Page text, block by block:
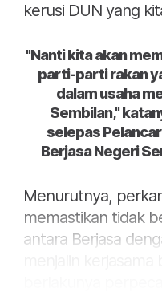
kerusi DUN yang
"Nanti kita akan
parti-parti rakan
dalam usaha
Sembilan,"
selepas
Berjasa Negeri
Menurutnya,
memastikan tidak
antara Berjasa